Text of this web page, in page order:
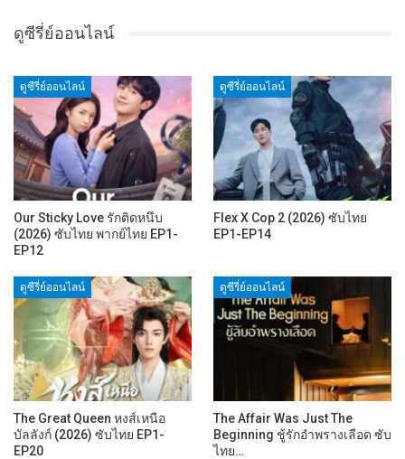
ดูซีรี่ย์ออนไลน์
ดูซีรี่ย์ออนไลน์
Our Sticky Love รักติดหนึบ
(2026) ซับไทย พากย์ไทย EP1-
EP12
ดูซีรี่ย์ออนไลน์
Flex X Cop 2 (2026) ซับไทย
EP1-EP14
ดูซีรี่ย์ออนไลน์
The Great Queen หงส์เหนือ
บัลลังก์ (2026) ซับไทย EP1-
EP20
ดูซีรี่ย์ออนไลน์
The Affair Was Just The
Beginning ชู้รักอำพรางเลือด ซับ
ไทย…